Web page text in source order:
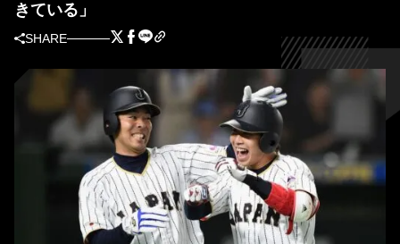
きている」
SHARE